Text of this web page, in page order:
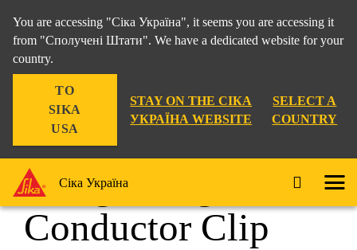
You are accessing "Сіка Україна", it seems you are accessing it
from "Сполучені Штати". We have a dedicated website for your
country.
TO
SIKA
USA
STAY ON THE СІКА
УКРАЇНА WEBSITE
SELECT A
COUNTRY
Сіка Україна
S-Lightning
Conductor Clip